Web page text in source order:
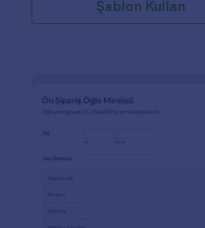
Şablon Kullan